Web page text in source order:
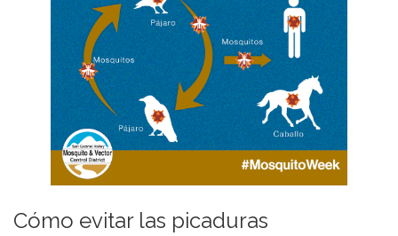
Cómo evitar las picaduras